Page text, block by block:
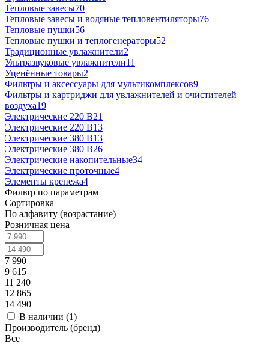
Тепловые завесы70
Тепловые завесы и водяные тепловентиляторы76
Тепловые пушки56
Тепловые пушки и теплогенераторы52
Традиционные увлажнители2
Ультразвуковые увлажнители11
Уценённые товары2
Фильтры и аксессуары для мультикомплексов9
Фильтры и картриджи для увлажнителей и очистителей
воздуха19
Электрические 220 В21
Электрические 220 В13
Электрические 380 В13
Электрические 380 В26
Электрические накопительные34
Электрические проточные4
Элементы крепежа4
Фильтр по параметрам
Сортировка
По алфавиту (возрастание)
Розничная цена
7 990
9 615
11 240
12 865
14 490
В наличии (1)
Производитель (бренд)
Все